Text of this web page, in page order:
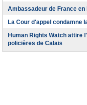
Ambassadeur de France
La Cour d'appel condamne
Human Rights Watch attire
policières de Calais